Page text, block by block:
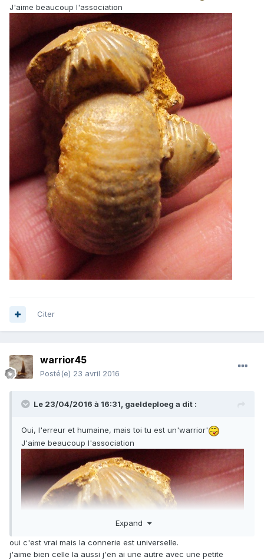
J'aime beaucoup l'association
Citer
warrior45
Posté(e) 23 avril 2016
Le 23/04/2016 à 16:31, gaeldeploeg a dit :
Oui, l'erreur et humaine, mais toi tu est un'warrior'
J'aime beaucoup l'association
Expand
oui c'est vrai mais la connerie est universelle.
j'aime bien celle la aussi j'en ai une autre avec une petite